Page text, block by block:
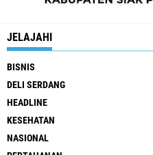
JELAJAHI
BISNIS
DELI SERDANG
HEADLINE
KESEHATAN
NASIONAL